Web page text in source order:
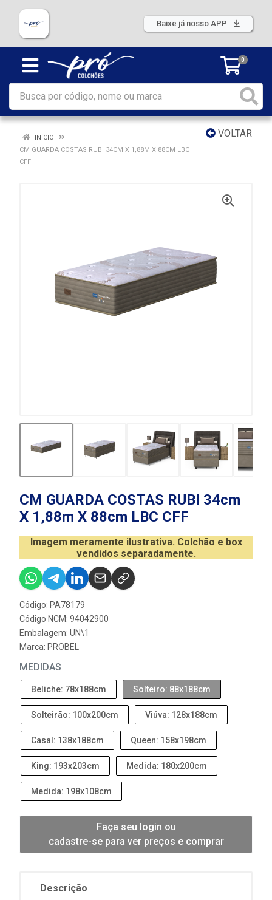
Baixe já nosso APP
0
VOLTAR
INÍCIO
CM GUARDA COSTAS RUBI 34CM X 1,88M X 88CM LBC
CFF
CM GUARDA COSTAS RUBI 34cm
X 1,88m X 88cm LBC CFF
Imagem meramente ilustrativa. Colchão e box
vendidos separadamente.
Código: PA78179
Código NCM: 94042900
Embalagem: UN\1
Marca: PROBEL
MEDIDAS
Beliche: 78x188cm Solteiro: 88x188cm
Solteirão: 100x200cm Viúva: 128x188cm
Casal: 138x188cm Queen: 158x198cm
King: 193x203cm Medida: 180x200cm
Medida: 198x108cm
Faça seu login ou
cadastre-se para ver preços e comprar
Descrição